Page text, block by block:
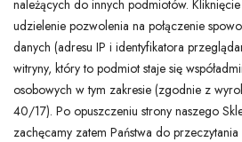
należących do innych podmiotów.
udzielenie pozwolenia na połączenie
danych (adresu IP i identyfikatora
witryny, który to podmiot staje się
osobowych w tym zakresie (zgodnie z
40/17). Po opuszczeniu strony naszego
zachęcamy zatem Państwa do